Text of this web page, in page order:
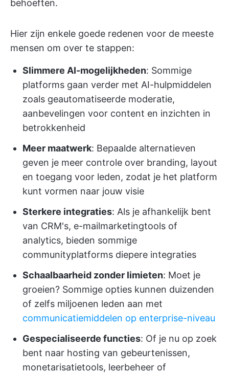
behoeften.
Hier zijn enkele goede redenen voor de meeste
mensen om over te stappen:
Slimmere AI-mogelijkheden: Sommige
platforms gaan verder met AI-hulpmiddelen
zoals geautomatiseerde moderatie,
aanbevelingen voor content en inzichten in
betrokkenheid
Meer maatwerk: Bepaalde alternatieven
geven je meer controle over branding, layout
en toegang voor leden, zodat je het platform
kunt vormen naar jouw visie
Sterkere integraties: Als je afhankelijk bent
van CRM's, e-mailmarketingtools of
analytics, bieden sommige
communityplatforms diepere integraties
Schaalbaarheid zonder limieten: Moet je
groeien? Sommige opties kunnen duizenden
of zelfs miljoenen leden aan met
communicatiemiddelen op enterprise-niveau
Gespecialiseerde functies: Of je nu op zoek
bent naar hosting van gebeurtenissen,
monetarisatietools, leerbeheer of